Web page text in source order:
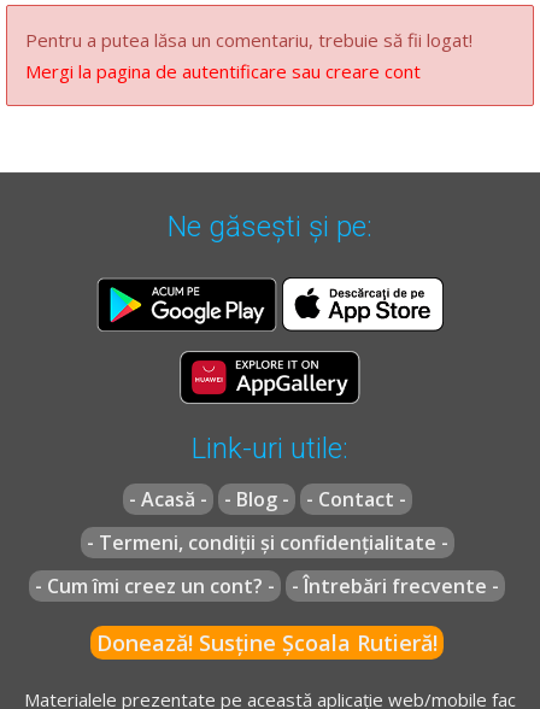
Pentru a putea lăsa un comentariu, trebuie să fii logat!
Mergi la pagina de autentificare sau creare cont
Ne găsești și pe:
Link-uri utile:
- Acasă - - Blog -
- Contact -
- Termeni, condiții și confidențialitate -
- Cum îmi creez un cont? -
- Întrebări frecvente -
Donează! Susține Școala Rutieră!
Materialele prezentate pe această aplicație web/mobile fac